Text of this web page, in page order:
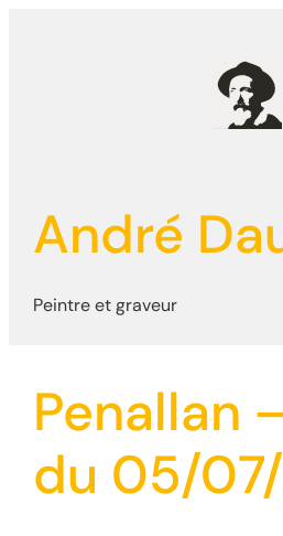
André
Peintre et graveur
Penallan
du 05/